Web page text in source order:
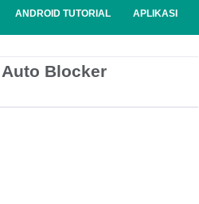
ANDROID TUTORIAL APLIKASI
Blocker